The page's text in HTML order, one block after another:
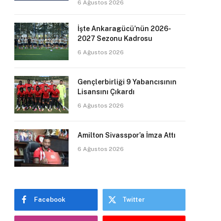
6 Ağustos 2026
İşte Ankaragücü’nün 2026-
2027 Sezonu Kadrosu
6 Ağustos 2026
Gençlerbirliği 9 Yabancısının
Lisansını Çıkardı
6 Ağustos 2026
Amilton Sivasspor’a İmza Attı
6 Ağustos 2026
Facebook Twitter